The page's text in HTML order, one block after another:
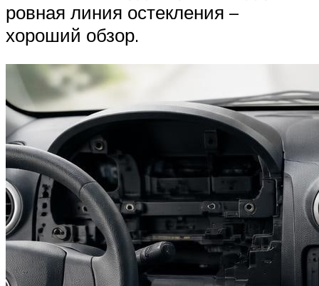
ровная линия остекления –
хороший обзор.